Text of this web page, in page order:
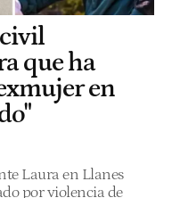
que ha
en
Laura en Llanes
por violencia de